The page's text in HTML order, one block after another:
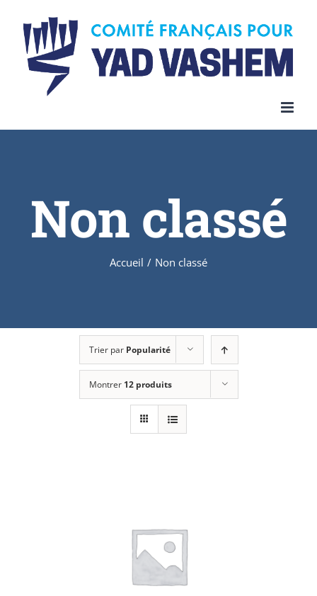
content
Non classé
Accueil / Non classé
Trier par Popularité
Montrer 12 produits